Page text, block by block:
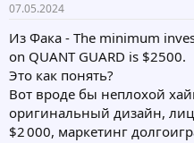
07.05.2024
Из Фака - The minimum
on QUANT GUARD is $2500.
Это как понять?
Вот вроде бы неплохой
оригинальный дизайн,
$2 000, маркетинг